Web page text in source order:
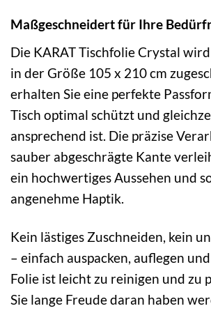
Maßgeschneidert für Ihre
Die KARAT Tischfolie Crystal
in der Größe 105 x 210 cm
erhalten Sie eine perfekte
Tisch optimal schützt und
ansprechend ist. Die präzise
sauber abgeschrägte Kante
ein hochwertiges Aussehen und
angenehme Haptik.
Kein lästiges Zuschneiden, kein
– einfach auspacken, auflegen
Folie ist leicht zu reinigen und zu
Sie lange Freude daran haben